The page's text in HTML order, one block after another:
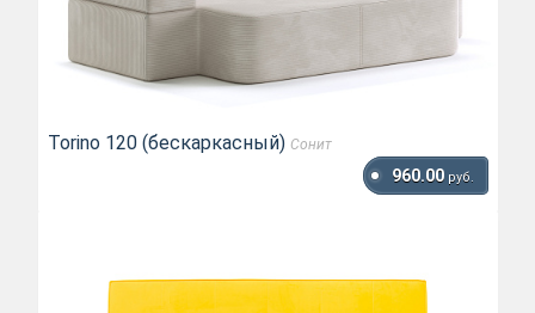
Torino 120 (бескаркасный) Сонит
960.00 руб.